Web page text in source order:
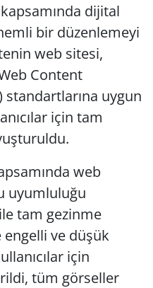
dijital
bir düzenlemeyi
web sitesi,
Content
uygun
için tam
web
uyumluluğu
tam gezinme
engelli ve düşük
için
tüm görseller